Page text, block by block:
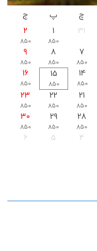
چ پ
ج
31
1
850
2
850
7
850
8
850
9
850
14
850
15
850
16
850
21
850
22
850
23
850
28
850
29
850
30
850
4
5
6